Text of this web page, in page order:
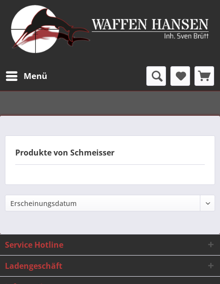
Menü
Produkte von Schmeisser
Service Hotline
Ladengeschäft